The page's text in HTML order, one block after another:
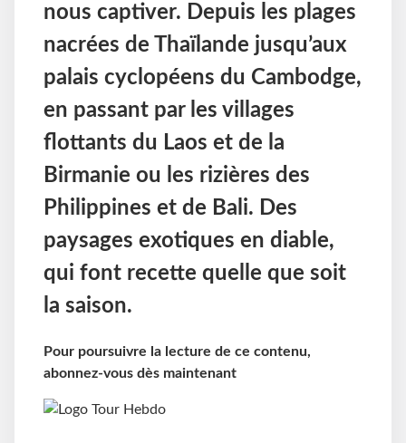
nous captiver. Depuis les plages
nacrées de Thaïlande jusqu’aux
palais cyclopéens du Cambodge,
en passant par les villages
flottants du Laos et de la
Birmanie ou les rizières des
Philippines et de Bali. Des
paysages exotiques en diable,
qui font recette quelle que soit
la saison.
Pour poursuivre la lecture de ce contenu,
abonnez-vous dès maintenant